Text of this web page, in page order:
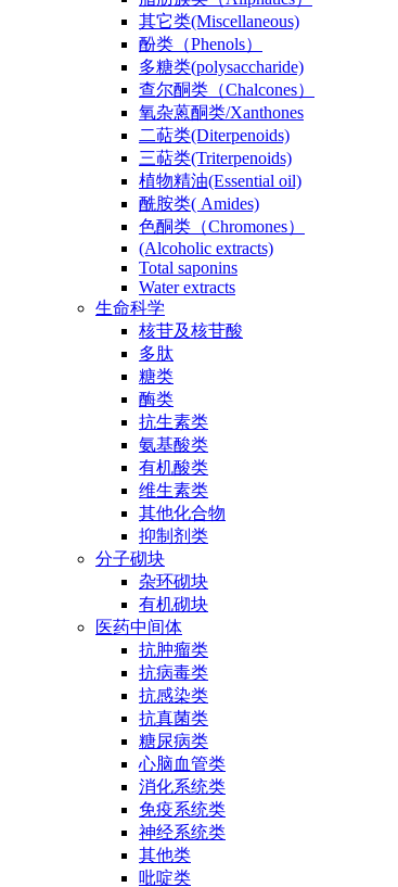
其它类(Miscellaneous)
酚类（Phenols）
多糖类(polysaccharide)
查尔酮类（Chalcones）
氧杂蒽酮类/Xanthones
二萜类(Diterpenoids)
三萜类(Triterpenoids)
植物精油(Essential oil)
酰胺类( Amides)
色酮类（Chromones）
(Alcoholic extracts)
Total saponins
Water extracts
生命科学
核苷及核苷酸
多肽
糖类
酶类
抗生素类
氨基酸类
有机酸类
维生素类
其他化合物
抑制剂类
分子砌块
杂环砌块
有机砌块
医药中间体
抗肿瘤类
抗病毒类
抗感染类
抗真菌类
糖尿病类
心脑血管类
消化系统类
免疫系统类
神经系统类
其他类
吡啶类